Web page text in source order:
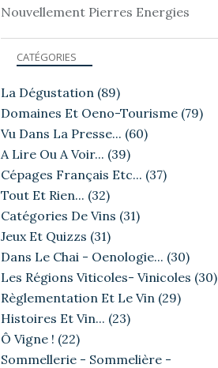
Nouvellement Pierres Energies
CATÉGORIES
La Dégustation (89)
Domaines Et Oeno-Tourisme (79)
Vu Dans La Presse... (60)
A Lire Ou A Voir... (39)
Cépages Français Etc... (37)
Tout Et Rien... (32)
Catégories De Vins (31)
Jeux Et Quizzs (31)
Dans Le Chai - Oenologie... (30)
Les Régions Viticoles- Vinicoles (30)
Règlementation Et Le Vin (29)
Histoires Et Vin... (23)
Ô Vigne ! (22)
Sommellerie - Sommelière -